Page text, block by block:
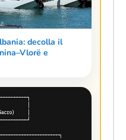
decolla il
e